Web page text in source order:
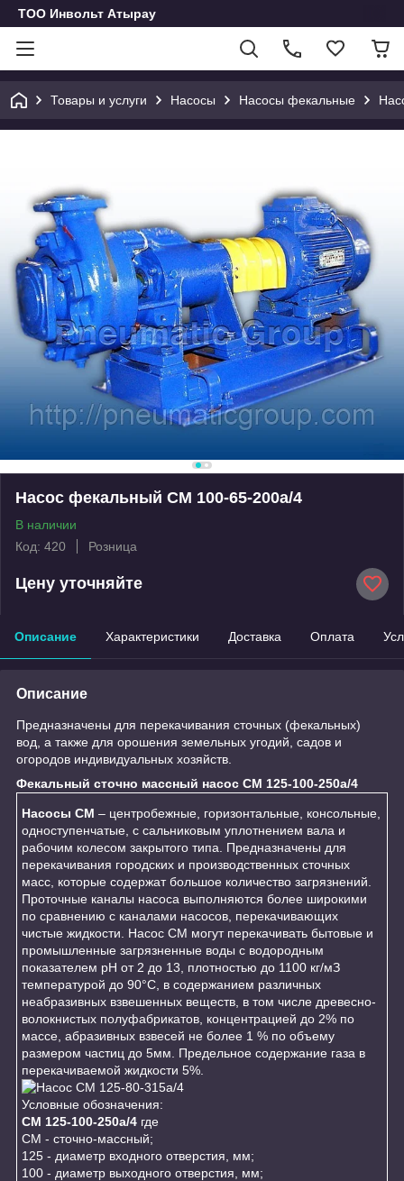
ТОО Инвольт Атырау
Товары и услуги Насосы Насосы фекальные
Насос фекальный СМ 100-65-200а/4
В наличии
Код: 420
Розница
Цену уточняйте
Описание Характеристики Доставка Оплата
Описание
Предназначены для перекачивания сточных (фекальных)
вод, а также для орошения земельных угодий, садов и
огородов индивидуальных хозяйств.
Фекальный сточно массный насос СМ 125-100-250а/4
Насосы СМ – центробежные, горизонтальные, консольные,
одноступенчатые, с сальниковым уплотнением вала и
рабочим колесом закрытого типа. Предназначены для
перекачивания городских и производственных сточных
масс, которые содержат большое количество загрязнений.
Проточные каналы насоса выполняются более широкими
по сравнению с каналами насосов, перекачивающих
чистые жидкости. Насос СМ могут перекачивать бытовые и
промышленные загрязненные воды с водородным
показателем рН от 2 до 13, плотностью до 1100 кг/мЗ
температурой до 90°С, в содержанием различных
неабразивных взвешенных веществ, в том числе древесно-
волокнистых полуфабрикатов, концентрацией до 2% по
массе, абразивных взвесей не более 1 % по объему
размером частиц до 5мм. Предельное содержание газа в
перекачиваемой жидкости 5%.
Условные обозначения:
СМ 125-100-250а/4 где
СМ - сточно-массный;
125 - диаметр входного отверстия, мм;
100 - диаметр выходного отверстия, мм;